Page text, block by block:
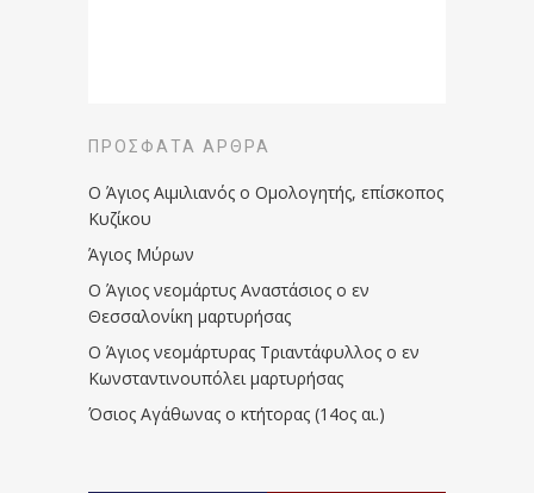
ΠΡΌΣΦΑΤΑ ΆΡΘΡΑ
Ο Άγιος Αιμιλιανός ο Ομολογητής, επίσκοπος
Κυζίκου
Άγιος Μύρων
Ο Άγιος νεομάρτυς Αναστάσιος ο εν
Θεσσαλονίκη μαρτυρήσας
Ο Άγιος νεομάρτυρας Τριαντάφυλλος ο εν
Κωνσταντινουπόλει μαρτυρήσας
Όσιος Αγάθωνας ο κτήτορας (14ος αι.)